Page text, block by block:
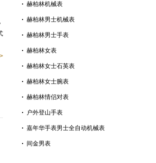
赫柏林机械表
赫柏林男士机械表
赫柏林男士手表
赫柏林女表
赫柏林女士石英表
赫柏林女士腕表
赫柏林情侣对表
户外登山手表
嘉年华手表男士全自动机械表
间金男表